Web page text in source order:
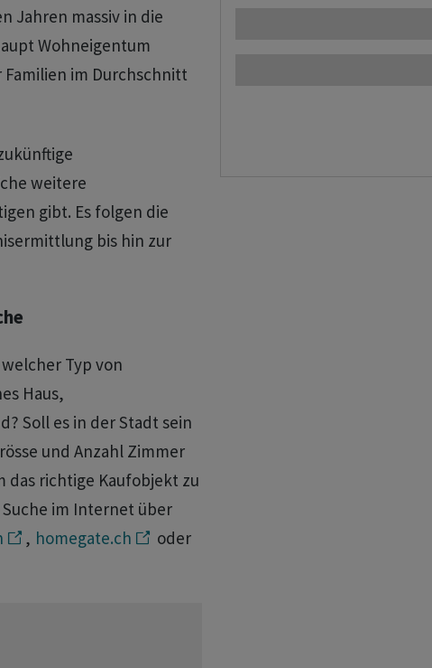
Jahren massiv in die
Wohneigentum
im Durchschnitt
weitere
gibt. Es folgen die
bis hin zur
Typ von
Haus,
Soll es in der Stadt sein
und Anzahl Zimmer
richtige Kaufobjekt zu
im Internet über
, homegate.ch
oder